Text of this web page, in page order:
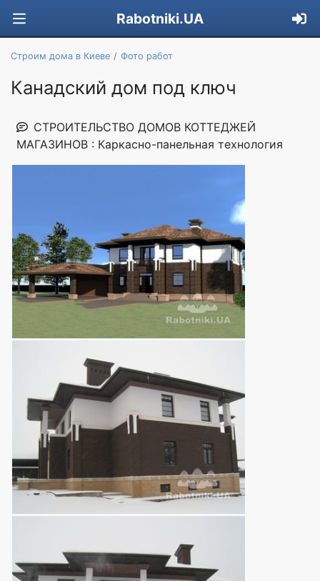
Rabotniki.UA
Строим дома в Киеве Фото работ
Канадский дом под ключ
СТРОИТЕЛЬСТВО ДОМОВ КОТТЕДЖЕЙ
МАГАЗИНОВ : Каркасно-панельная технология